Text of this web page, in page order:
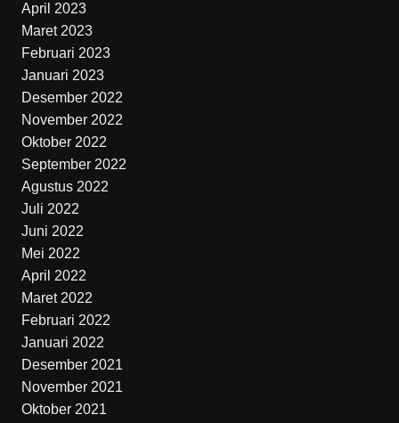
April 2023
Maret 2023
Februari 2023
Januari 2023
Desember 2022
November 2022
Oktober 2022
September 2022
Agustus 2022
Juli 2022
Juni 2022
Mei 2022
April 2022
Maret 2022
Februari 2022
Januari 2022
Desember 2021
November 2021
Oktober 2021